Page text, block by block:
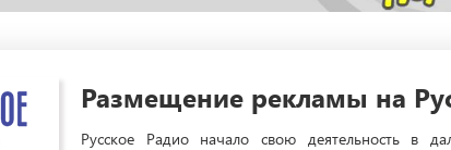
Размещение рекламы на
Русское Радио начало свою деятельность в